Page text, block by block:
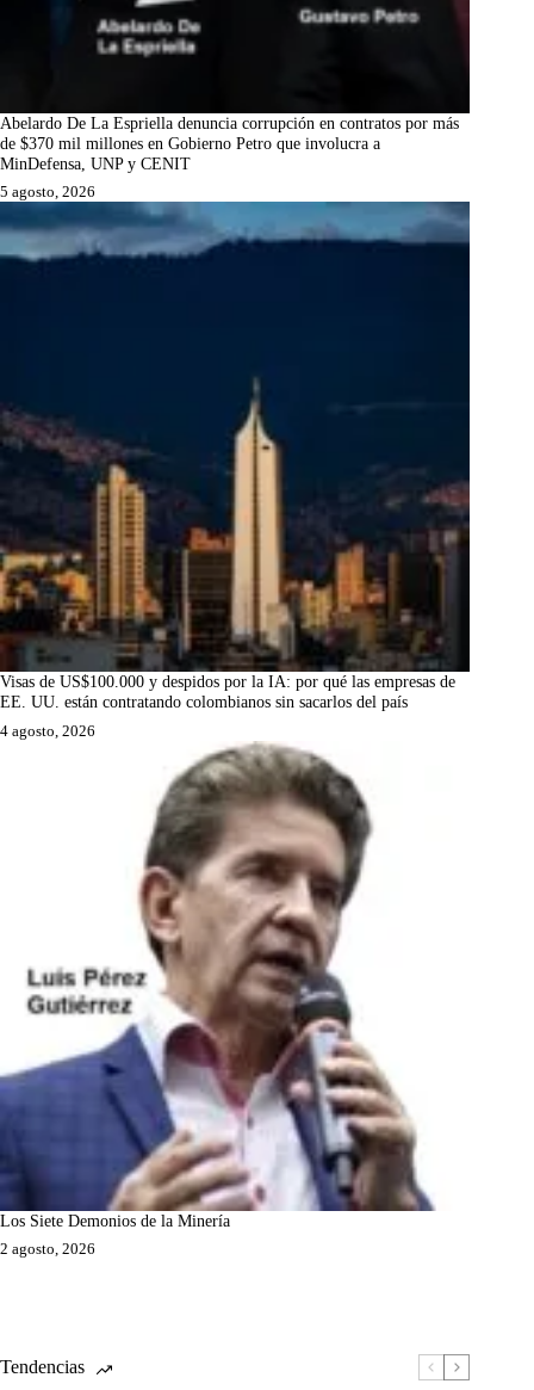
Abelardo De La Espriella denuncia corrupción en contratos por más
de $370 mil millones en Gobierno Petro que involucra a
MinDefensa, UNP y CENIT
5 agosto, 2026
Visas de US$100.000 y despidos por la IA: por qué las empresas de
EE. UU. están contratando colombianos sin sacarlos del país
4 agosto, 2026
Los Siete Demonios de la Minería
2 agosto, 2026
Tendencias